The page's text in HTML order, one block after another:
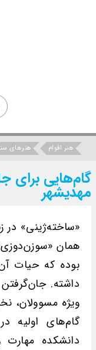
هنر اقوام هنرهای
گام‌هایی برای
مهدیشهر
«ساخته‌ژینی» در
همان
بوده که حیات
داشته.
ویژه مسوولان،
گام‌های اولیه
دانشکده مهارت